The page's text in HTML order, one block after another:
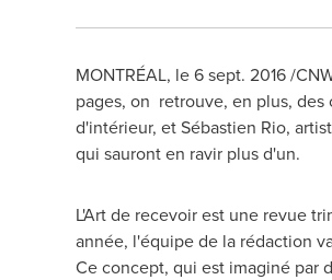
MONTRÉAL, le6 sept. 2016/
pages, on retrouve, en plus,
d'intérieur, et Sébastien Rio,
qui sauront en ravir plus d'un.
L'Art de recevoir est une revue
année, l'équipe de la rédaction
Ce concept, qui est imaginé par